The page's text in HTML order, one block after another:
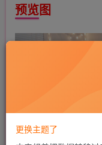
预览图
更换主题了